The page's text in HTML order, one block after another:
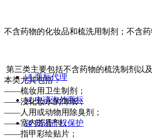
녕 商标代理
녕 申请海外商标
녕 知识产权保护
不含药物的化妆品和梳洗用制剂；不含
第三类主要包括不含药物的梳洗制剂以
本类尤其包括：
——梳妆用卫生制剂；
——浸化妆水的薄纸；
——人用或动物用除臭剂；
——室内芳香剂；
——指甲彩绘贴片；